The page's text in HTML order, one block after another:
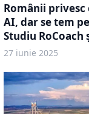
Românii
AI, dar se tem
Studiu RoCoach
27 iunie 2025